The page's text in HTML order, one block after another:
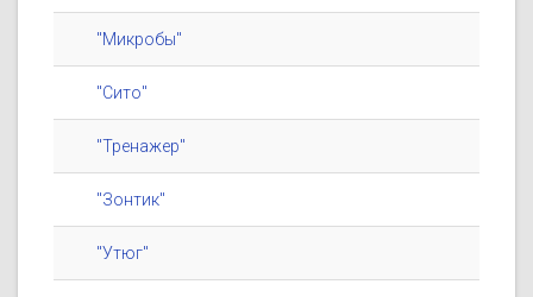
"Микробы"
"Сито"
"Тренажер"
"Зонтик"
"Утюг"